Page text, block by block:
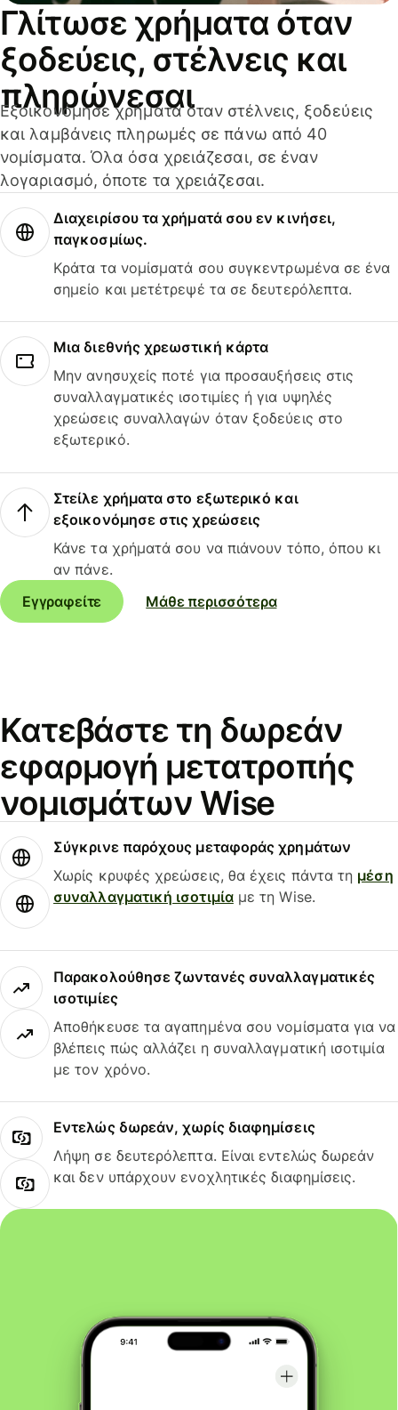
Γλίτωσε χρήματα όταν
ξοδεύεις, στέλνεις και
πληρώνεσαι
Εξοικονόμησε χρήματα όταν στέλνεις, ξοδεύεις
και λαμβάνεις πληρωμές σε πάνω από 40
νομίσματα. Όλα όσα χρειάζεσαι, σε έναν
λογαριασμό, όποτε τα χρειάζεσαι.
Διαχειρίσου τα χρήματά σου εν κινήσει,
παγκοσμίως.
Κράτα τα νομίσματά σου συγκεντρωμένα σε ένα
σημείο και μετέτρεψέ τα σε δευτερόλεπτα.
Μια διεθνής χρεωστική κάρτα
Μην ανησυχείς ποτέ για προσαυξήσεις στις
συναλλαγματικές ισοτιμίες ή για υψηλές
χρεώσεις συναλλαγών όταν ξοδεύεις στο
εξωτερικό.
Στείλε χρήματα στο εξωτερικό και
εξοικονόμησε στις χρεώσεις
Κάνε τα χρήματά σου να πιάνουν τόπο, όπου κι
αν πάνε.
Εγγραφείτε
Μάθε περισσότερα
Κατεβάστε τη δωρεάν
εφαρμογή μετατροπής
νομισμάτων Wise
Σύγκρινε παρόχους μεταφοράς χρημάτων
Χωρίς κρυφές χρεώσεις, θα έχεις πάντα τη μέση
συναλλαγματική ισοτιμίαμε τη Wise.
Παρακολούθησε ζωντανές συναλλαγματικές
ισοτιμίες
Αποθήκευσε τα αγαπημένα σου νομίσματα για να
βλέπεις πώς αλλάζει η συναλλαγματική ισοτιμία
με τον χρόνο.
Εντελώς δωρεάν, χωρίς διαφημίσεις
Λήψη σε δευτερόλεπτα. Είναι εντελώς δωρεάν
και δεν υπάρχουν ενοχλητικές διαφημίσεις.